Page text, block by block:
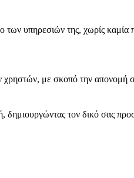
υπηρεσιών της, χωρίς καμία
με σκοπό την απονομή
δημιουργώντας τον δικό σας